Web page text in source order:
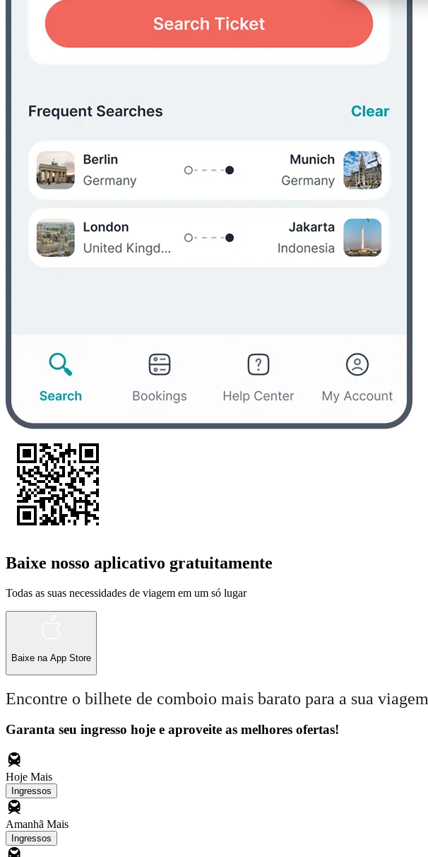
Baixe nosso aplicativo gratuitamente
Todas as suas necessidades de viagem em um só lugar
Baixe na App Store
Encontre o bilhete de comboio mais barato para a sua viagem
Garanta seu ingresso hoje e aproveite as melhores ofertas!
Hoje Mais
Ingressos
Amanhã Mais
Ingressos